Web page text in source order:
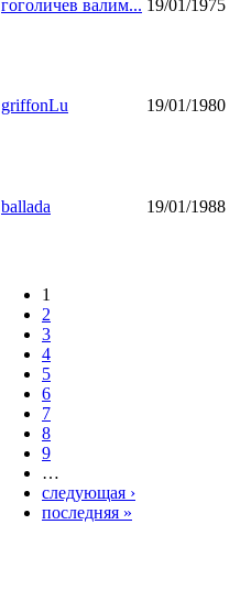
гоголичев валим... 19/01/1975
griffonLu 19/01/1980
ballada 19/01/1988
1
2
3
4
5
6
7
8
9
…
следующая ›
последняя »